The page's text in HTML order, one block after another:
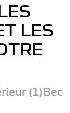
LES
(1)